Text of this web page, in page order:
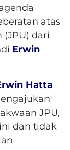
atas
dari
Erwin
Hatta
JPU,
dan tidak